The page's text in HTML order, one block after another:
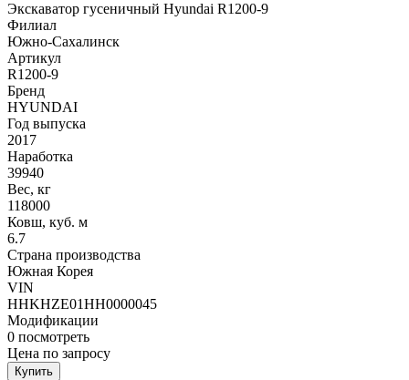
Экскаватор гусеничный Hyundai R1200-9
Филиал
Южно-Сахалинск
Артикул
R1200-9
Бренд
HYUNDAI
Год выпуска
2017
Наработка
39940
Вес, кг
118000
Ковш, куб. м
6.7
Страна производства
Южная Корея
VIN
HHKHZE01HH0000045
Модификации
0 посмотреть
Цена по запросу
Купить